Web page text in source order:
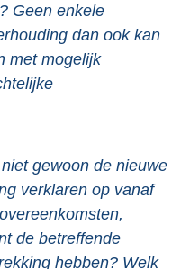
Geen enkele
dan ook kan
met mogelijk
gewoon de nieuwe
verklaren op vanaf
de betreffende
hebben? Welk